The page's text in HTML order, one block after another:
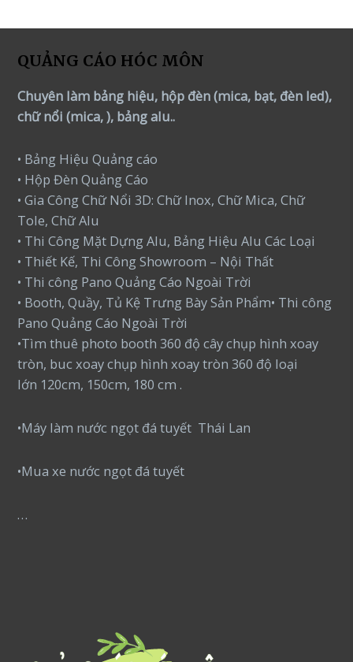
QUẢNG CÁO HÓC MÔN
Chuyên làm bảng hiệu, hộp đèn (mica, bạt, đèn led),
chữ nổi (mica, ), bảng alu..
• Bảng Hiệu Quảng cáo
• Hộp Đèn Quảng Cáo
• Gia Công Chữ Nổi 3D: Chữ Inox, Chữ Mica, Chữ
Tole, Chữ Alu
• Thi Công Mặt Dựng Alu, Bảng Hiệu Alu Các Loại
• Thiết Kế, Thi Công Showroom – Nội Thất
• Thi công Pano Quảng Cáo Ngoài Trời
• Booth, Quầy, Tủ Kệ Trưng Bày Sản Phẩm• Thi công
Pano Quảng Cáo Ngoài Trời
•Tìm thuê photo booth 360 độ cây chụp hình xoay
tròn, buc xoay chụp hình xoay tròn 360 độ loại
lớn 120cm, 150cm, 180 cm .
•Máy làm nước ngọt đá tuyết Thái Lan
•Mua xe nước ngọt đá tuyết
…